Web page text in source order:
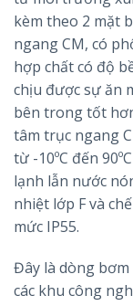
kèm theo 2 mặt
ngang CM, có
hợp chất có độ
chịu được sự ăn
bên trong tốt
tâm trục ngang
từ -10ºC đến
lạnh lẫn nước
nhiệt lớp F và
mức IP55.
Đây là dòng
các khu công